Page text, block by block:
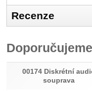
Recenze
Recenze
Nebyla
Doporučujeme
00174 Diskrétní
souprava